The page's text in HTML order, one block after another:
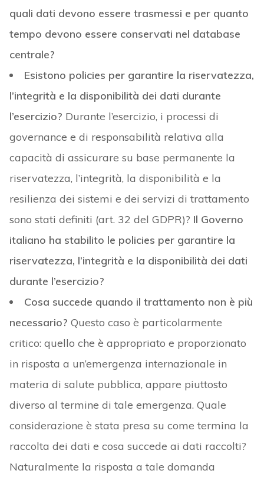
quali dati devono essere trasmessi e per quanto
tempo devono essere conservati nel database
centrale?
Esistono policies per garantire la riservatezza,
l’integrità e la disponibilità dei dati durante
l’esercizio? Durante l’esercizio, i processi di
governance e di responsabilità relativa alla
capacità di assicurare su base permanente la
riservatezza, l’integrità, la disponibilità e la
resilienza dei sistemi e dei servizi di trattamento
sono stati definiti (art. 32 del GDPR)? Il Governo
italiano ha stabilito le policies per garantire la
riservatezza, l’integrità e la disponibilità dei dati
durante l’esercizio?
Cosa succede quando il trattamento non è più
necessario? Questo caso è particolarmente
critico: quello che è appropriato e proporzionato
in risposta a un’emergenza internazionale in
materia di salute pubblica, appare piuttosto
diverso al termine di tale emergenza. Quale
considerazione è stata presa su come termina la
raccolta dei dati e cosa succede ai dati raccolti?
Naturalmente la risposta a tale domanda